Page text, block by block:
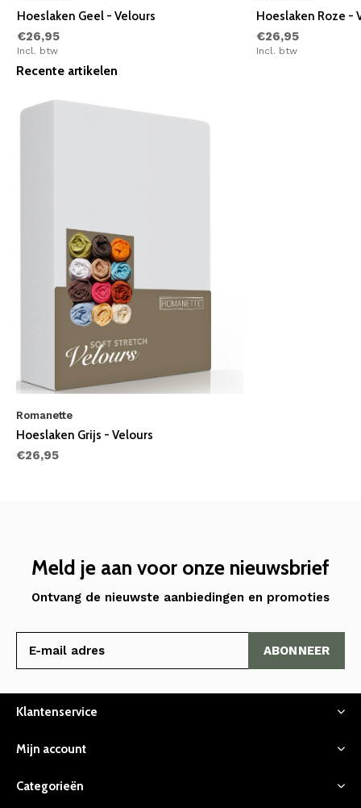
Hoeslaken Geel - Velours
€26,95
Incl. btw
Hoeslaken Roze -
€26,95
Incl. btw
Recente artikelen
Romanette
Hoeslaken Grijs - Velours
€26,95
Meld je aan voor onze nieuwsbrief
Ontvang de nieuwste aanbiedingen en promoties
ABONNEER
Klantenservice
Mijn account
Categorieën